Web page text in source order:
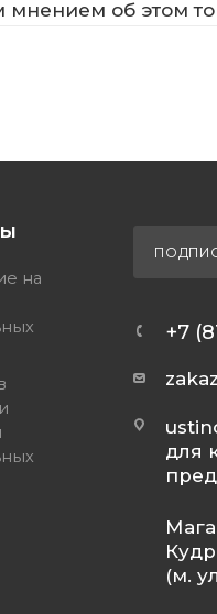
мнением об этом
на
+7
для
(м.